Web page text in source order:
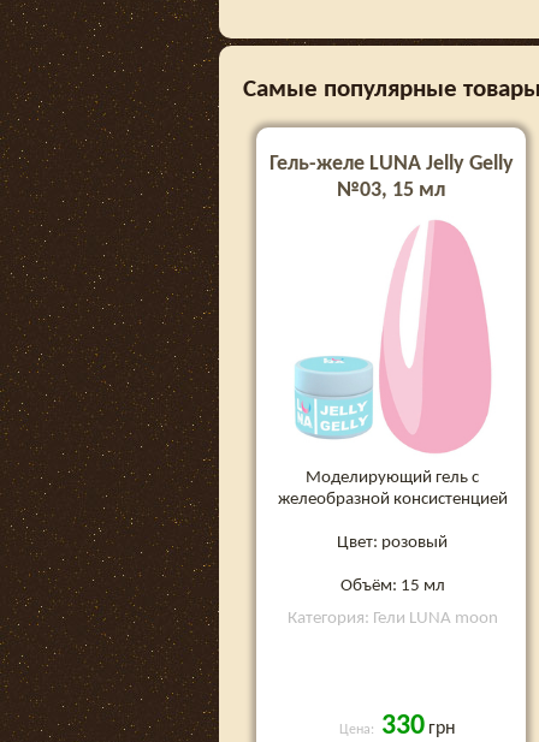
Самые популярные товары
Гель-желе LUNA Jelly Gelly
№03, 15 мл
Моделирующий гель с
желеобразной консистенцией
Цвет: розовый
Объём: 15 мл
Категория: Гели LUNA moon
Цена: 330 грн